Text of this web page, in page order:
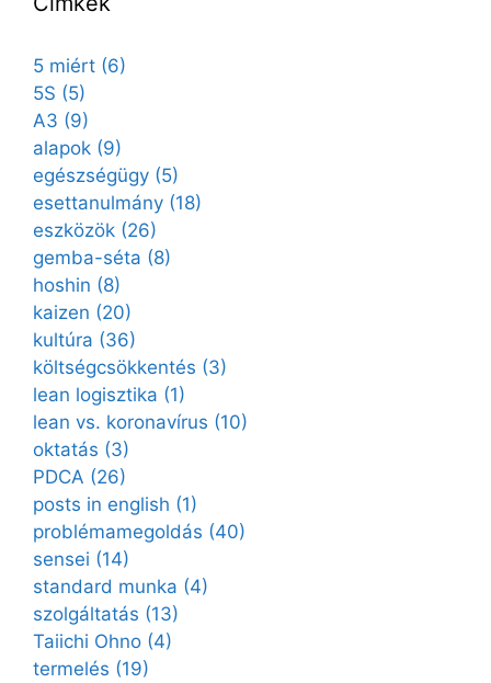
5 miért (6)
5S (5)
A3 (9)
alapok (9)
egészségügy (5)
esettanulmány (18)
eszközök (26)
gemba-séta (8)
hoshin (8)
kaizen (20)
kultúra (36)
költségcsökkentés (3)
lean logisztika (1)
lean vs. koronavírus (10)
oktatás (3)
PDCA (26)
posts in english (1)
problémamegoldás (40)
sensei (14)
standard munka (4)
szolgáltatás (13)
Taiichi Ohno (4)
termelés (19)